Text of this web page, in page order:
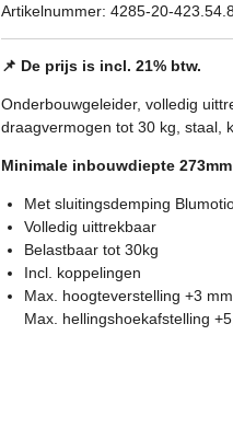
Artikelnummer: 4285-20-
📌 De prijs is incl. 21% btw.
Onderbouwgeleider, volledig
draagvermogen tot 30 kg, staal,
Minimale inbouwdiepte 273mm
Met sluitingsdemping
Volledig uittrekbaar
Belastbaar tot 30kg
Incl. koppelingen
Max. hoogteverstelling +3
Max. hellingshoekafstelling